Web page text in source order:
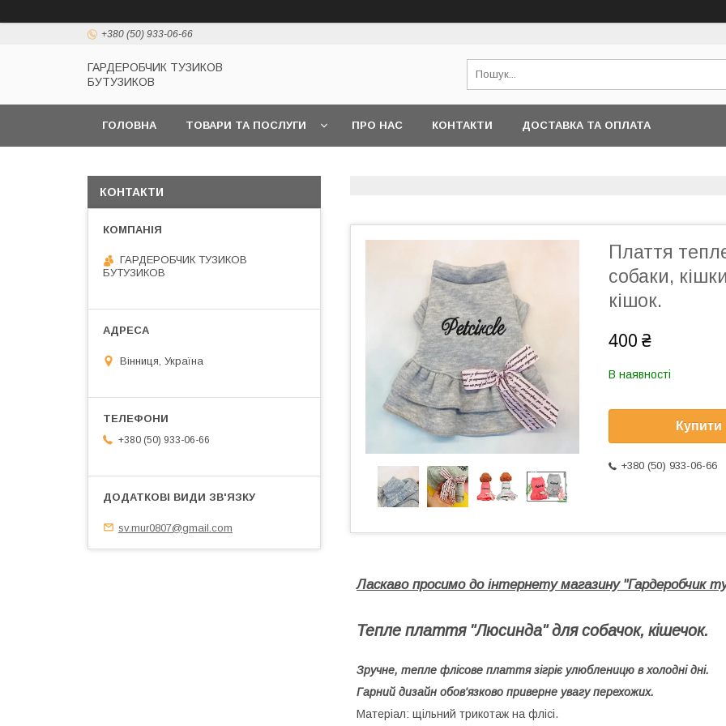
+380 (50) 933-06-66
ГАРДЕРОБЧИК ТУЗИКОВ
БУТУЗИКОВ
ГОЛОВНА ТОВАРИ ТА ПОСЛУГИ ПРО НАС КОНТАКТИ ДОСТАВКА ТА ОПЛАТА
Плаття
собаки,
кішок.
400 ₴
В наявності
Купити
+380 (50) 933-06-66
Ласкаво просимо до інтернету магазину "Гардеробчик
Тепле плаття "Люсинда" для собачок, кішечок.
Зручне, тепле флісове плаття зігріє улюбленицю в холодні дні.
Гарний дизайн обов'язково приверне увагу перехожих.
Матеріал: щільний трикотаж на флісі.
КОНТАКТИ
ГАРДЕРОБЧИК ТУЗИКОВ
БУТУЗИКОВ
Вінниця, Україна
+380 (50) 933-06-66
sv.mur0807@gmail.com